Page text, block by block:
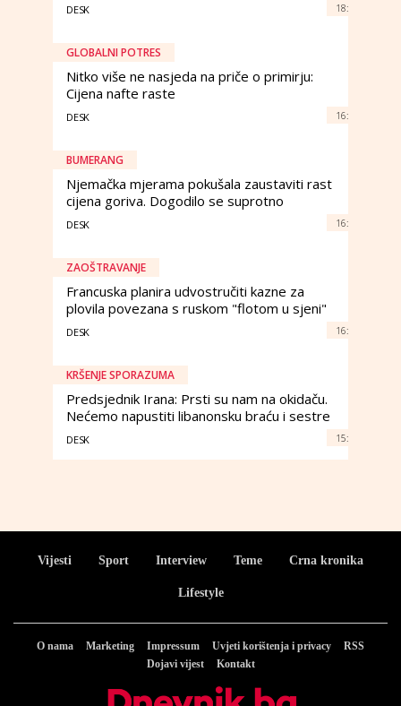
DESK 18:
GLOBALNI POTRES
Nitko više ne nasjeda na priče o primirju:
Cijena nafte raste
DESK 16:
BUMERANG
Njemačka mjerama pokušala zaustaviti rast
cijena goriva. Dogodilo se suprotno
DESK 16:
ZAOŠTRAVANJE
Francuska planira udvostručiti kazne za
plovila povezana s ruskom "flotom u sjeni"
DESK 16:
KRŠENJE SPORAZUMA
Predsjednik Irana: Prsti su nam na okidaču.
Nećemo napustiti libanonsku braću i sestre
DESK 15:
Vijesti Sport Interview Teme Crna kronika
Lifestyle
O nama Marketing Impressum Uvjeti korištenja i privacy
RSS
Dojavi vijest
Kontakt